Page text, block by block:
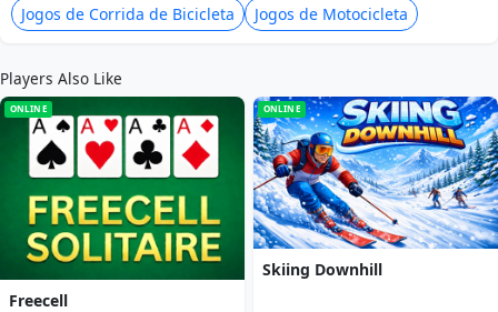
Jogos de Corrida de Bicicleta
Jogos de Motocicleta
Players Also Like
ONLINE
Freecell
ONLINE
Skiing Downhill